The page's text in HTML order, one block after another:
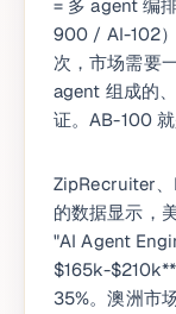
= 多 agent 编
900 / AI-102
次，市场需要
agent 组成的
证。AB-100 就
ZipRecruiter
的数据显示，
"AI Agent
$165k-
35%。澳洲市